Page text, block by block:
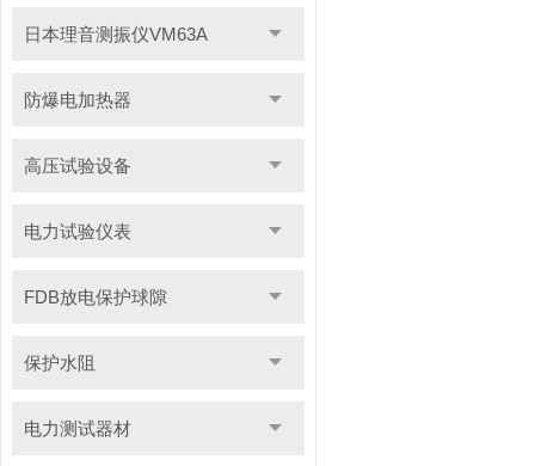
日本理音测振仪VM63A
防爆电加热器
高压试验设备
电力试验仪表
FDB放电保护球隙
保护水阻
电力测试器材